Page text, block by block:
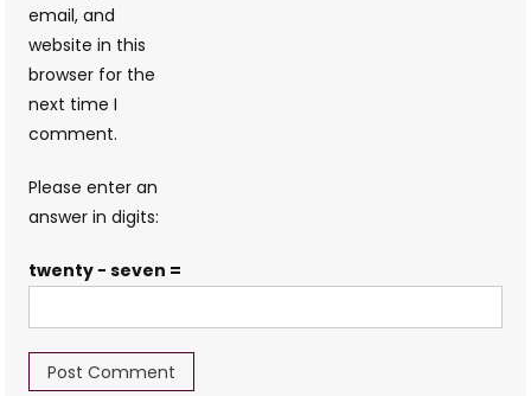
email, and
website in this
browser for the
next time I
comment.
Please enter an
answer in digits:
twenty − seven =